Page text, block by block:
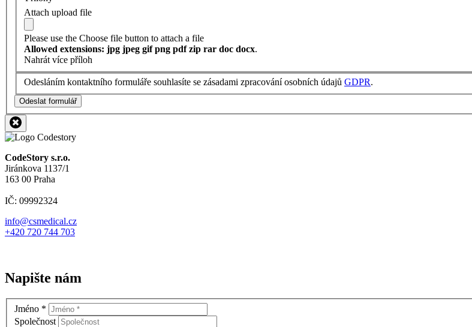
Attach upload file
Please use the Choose file button to attach a file
Allowed extensions: jpg jpeg gif png pdf zip rar doc docx.
Nahrát více příloh
Odesláním kontaktního formuláře souhlasíte se zásadami zpracování osobních údajů GDPR.
Odeslat formulář
CodeStory s.r.o.
Jiránkova 1137/1
163 00 Praha
IČ: 09992324
info@csmedical.cz
+420 720 744 703
Napište nám
Jméno *
Společnost